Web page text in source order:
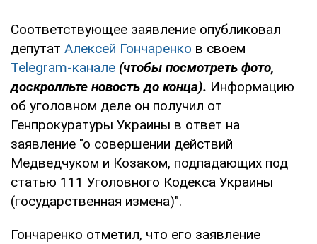
Соответствующее заявление опубликовал
депутат Алексей Гончаренко в своем
Telegram-канале (чтобы посмотреть фото,
доскролльте новость до конца). Информацию
об уголовном деле он получил от
Генпрокуратуры Украины в ответ на
заявление "о совершении действий
Медведчуком и Козаком, подпадающих под
статью 111 Уголовного Кодекса Украины
(государственная измена)".
Гончаренко отметил, что его заявление